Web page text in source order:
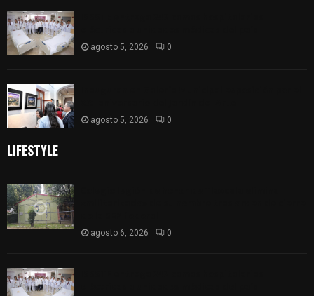
agosto 5, 2026 0
agosto 5, 2026 0
LIFESTYLE
agosto 6, 2026 0